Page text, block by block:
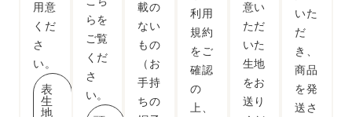
用意
くだ
さ
い。
表
生
地
らを
ご覧
くだ
さ
い。
載の
ない
もの
（お
手持
ちの
利用
規約
をご
確認
の
上、
意い
ただ
いた
生地
をお
送り
いた
だ
き、
商品
を発
送さ